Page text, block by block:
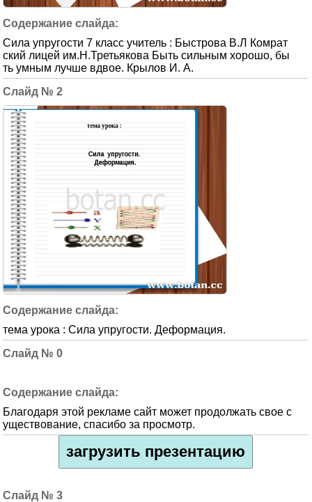
Сила упругости 7 класс учитель : Быстрова В.Л Комрат
ский лицей им.Н.Третьякова Быть сильным хорошо, бы
ть умным лучше вдвое. Крылов И. А.
2
тема урока : Сила упругости. Деформация.
0
Благодаря этой рекламе сайт может продолжать свое с
уществование, спасибо за просмотр.
загрузить презентацию
3